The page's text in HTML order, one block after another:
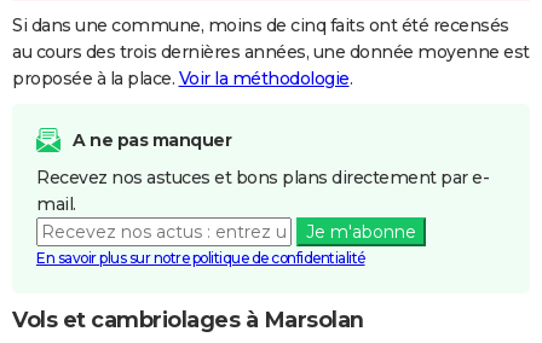
Si dans une commune, moins de cinq faits ont été recensés
au cours des trois dernières années, une donnée moyenne est
proposée à la place. Voir la méthodologie.
A ne pas manquer
Recevez nos astuces et bons plans directement par e-
mail.
Je m'abonne
En savoir plus sur notre politique de confidentialité
Vols et cambriolages à Marsolan